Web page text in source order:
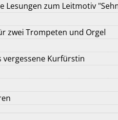
Lesungen zum Leitmotiv
zwei Trompeten und Orgel
vergessene Kurfürstin